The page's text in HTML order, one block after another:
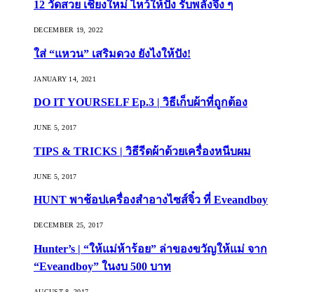
12 วัดสวย เชียงใหม่ ไหว้ให้ปัง รับพลังจึ้ง ๆ
DECEMBER 19, 2022
ใส่ “แหวน” เสริมดวง ยังไงให้ปัง!
JANUARY 14, 2021
DO IT YOURSELF Ep.3 | วิธีเก็บผ้าที่ถูกต้อง
JUNE 5, 2017
TIPS & TRICKS | วิธีรีดผ้าด้วยเครื่องหนีบผม
JUNE 5, 2017
HUNT พาช้อปเครื่องสำอางไซส์จิ๋ว ที่ Eveandboy
DECEMBER 25, 2017
Hunter’s | “ให้แม่ห้าร้อย” ล่าของขวัญให้แม่ จาก
“Eveandboy” ในงบ 500 บาท